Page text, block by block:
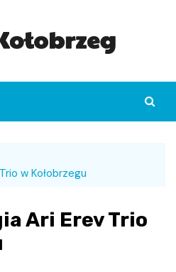
w Kołobrzegu
Ari Erev Trio